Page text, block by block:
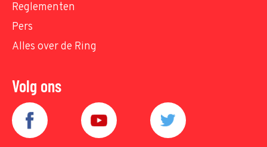
Reglementen
Pers
Alles over de Ring
Volg ons